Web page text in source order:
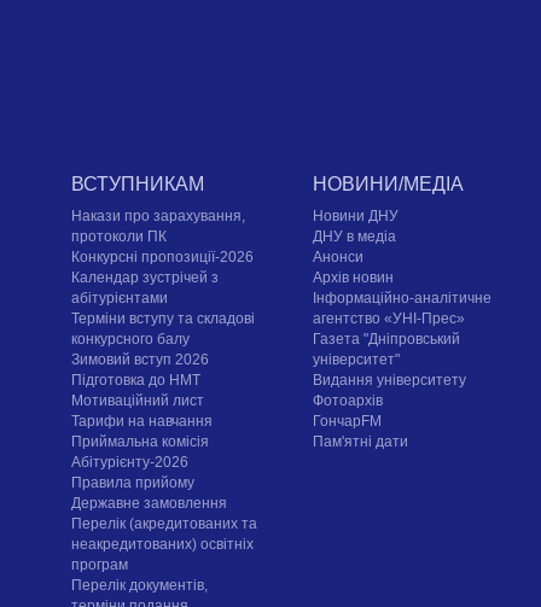
ВСТУПНИКАМ
Накази про зарахування,
протоколи ПК
Конкурсні пропозиції-2026
Календар зустрічей з
абітурієнтами
Терміни вступу та складові
конкурсного балу
Зимовий вступ 2026
Підготовка до НМТ
Мотиваційний лист
Тарифи на навчання
Приймальна комісія
Абітурієнту-2026
Правила прийому
Державне замовлення
Перелік (акредитованих та
неакредитованих) освітніх
програм
Перелік документів,
НОВИНИ/МЕДІА
Новини ДНУ
ДНУ в медіа
Анонси
Архів новин
Інформаційно-аналітичне
агентство «УНІ-Прес»
Газета "Дніпровський
університет"
Видання університету
Фотоархів
ГончарFM
Пам'ятні дати